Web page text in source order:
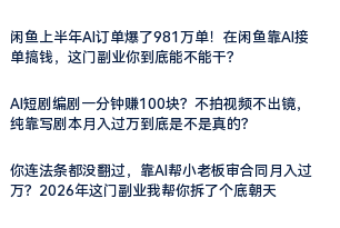
闲鱼上半年AI订单爆了981万单！在闲鱼靠AI接
单搞钱，这门副业你到底能不能干？
AI短剧编剧一分钟赚100块？不拍视频不出镜，
纯靠写剧本月入过万到底是不是真的？
你连法条都没翻过，靠AI帮小老板审合同月入过
万？2026年这门副业我帮你拆了个底朝天